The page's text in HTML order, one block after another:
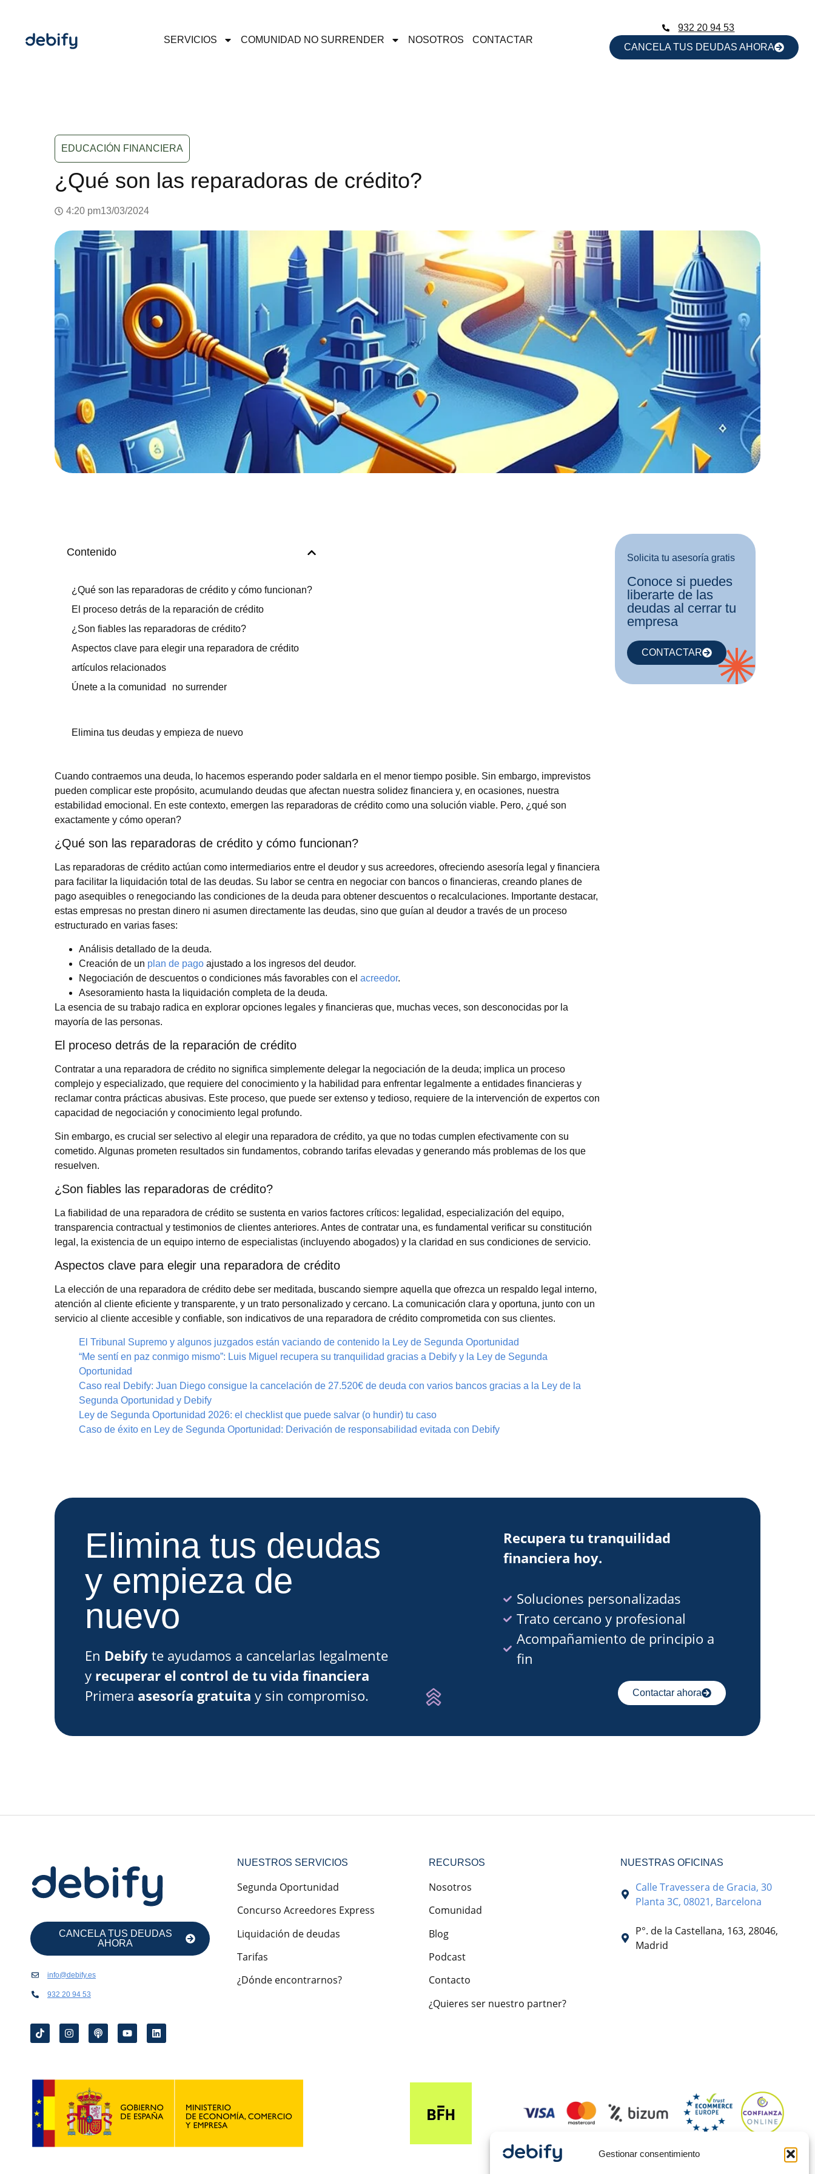
Gestionar consentimiento
SERVICIOS COMUNIDAD NO SURRENDER NOSOTROS CONTACTAR
932 20 94 53
CANCELA TUS DEUDAS AHORA
EDUCACIÓN FINANCIERA
¿Qué son las reparadoras de crédito?
4:20 pm13/03/2024
Contenido
¿Qué son las reparadoras de crédito y cómo funcionan?
El proceso detrás de la reparación de crédito
¿Son fiables las reparadoras de crédito?
Aspectos clave para elegir una reparadora de crédito
artículos relacionados
Únete a la comunidad no surrender
Elimina tus deudas y empieza de nuevo
Cuando contraemos una deuda, lo hacemos esperando poder saldarla en el menor tiempo posible. Sin embargo, imprevistos
pueden complicar este propósito, acumulando deudas que afectan nuestra solidez financiera y, en ocasiones, nuestra
estabilidad emocional. En este contexto, emergen las reparadoras de crédito como una solución viable. Pero, ¿qué son
exactamente y cómo operan?
¿Qué son las reparadoras de crédito y cómo funcionan?
Las reparadoras de crédito actúan como intermediarios entre el deudor y sus acreedores, ofreciendo asesoría legal y financiera
para facilitar la liquidación total de las deudas. Su labor se centra en negociar con bancos o financieras, creando planes de
pago asequibles o renegociando las condiciones de la deuda para obtener descuentos o recalculaciones. Importante destacar,
estas empresas no prestan dinero ni asumen directamente las deudas, sino que guían al deudor a través de un proceso
estructurado en varias fases:
Análisis detallado de la deuda.
Creación de un plan de pago ajustado a los ingresos del deudor.
Negociación de descuentos o condiciones más favorables con el acreedor.
Asesoramiento hasta la liquidación completa de la deuda.
La esencia de su trabajo radica en explorar opciones legales y financieras que, muchas veces, son desconocidas por la
mayoría de las personas.
El proceso detrás de la reparación de crédito
Contratar a una reparadora de crédito no significa simplemente delegar la negociación de la deuda; implica un proceso
complejo y especializado, que requiere del conocimiento y la habilidad para enfrentar legalmente a entidades financieras y
reclamar contra prácticas abusivas. Este proceso, que puede ser extenso y tedioso, requiere de la intervención de expertos con
capacidad de negociación y conocimiento legal profundo.
Sin embargo, es crucial ser selectivo al elegir una reparadora de crédito, ya que no todas cumplen efectivamente con su
cometido. Algunas prometen resultados sin fundamentos, cobrando tarifas elevadas y generando más problemas de los que
resuelven.
¿Son fiables las reparadoras de crédito?
La fiabilidad de una reparadora de crédito se sustenta en varios factores críticos: legalidad, especialización del equipo,
transparencia contractual y testimonios de clientes anteriores. Antes de contratar una, es fundamental verificar su constitución
legal, la existencia de un equipo interno de especialistas (incluyendo abogados) y la claridad en sus condiciones de servicio.
Aspectos clave para elegir una reparadora de crédito
La elección de una reparadora de crédito debe ser meditada, buscando siempre aquella que ofrezca un respaldo legal interno,
atención al cliente eficiente y transparente, y un trato personalizado y cercano. La comunicación clara y oportuna, junto con un
servicio al cliente accesible y confiable, son indicativos de una reparadora de crédito comprometida con sus clientes.
El Tribunal Supremo y algunos juzgados están vaciando de contenido la Ley de Segunda Oportunidad
“Me sentí en paz conmigo mismo”: Luis Miguel recupera su tranquilidad gracias a Debify y la Ley de Segunda
Oportunidad
Caso real Debify: Juan Diego consigue la cancelación de 27.520€ de deuda con varios bancos gracias a la Ley de la
Segunda Oportunidad y Debify
Ley de Segunda Oportunidad 2026: el checklist que puede salvar (o hundir) tu caso
Caso de éxito en Ley de Segunda Oportunidad: Derivación de responsabilidad evitada con Debify
Solicita tu asesoría gratis
Conoce si puedes
liberarte de las
deudas al cerrar tu
empresa
CONTACTAR
Elimina tus deudas
y empieza de
nuevo
En Debify te ayudamos a cancelarlas legalmente
y recuperar el control de tu vida financiera
Primera asesoría gratuita y sin compromiso.
Recupera tu tranquilidad
financiera hoy.
Soluciones personalizadas
Trato cercano y profesional
Acompañamiento de principio a
fin
Contactar ahora
CANCELA TUS DEUDAS
AHORA
info@debify.es
932 20 94 53
NUESTROS SERVICIOS
Segunda Oportunidad
Concurso Acreedores Express
Liquidación de deudas
Tarifas
¿Dónde encontrarnos?
RECURSOS
Nosotros
Comunidad
Blog
Podcast
Contacto
¿Quieres ser nuestro partner?
NUESTRAS OFICINAS
Calle Travessera de Gracia, 30
Planta 3C, 08021, Barcelona
P°. de la Castellana, 163, 28046,
Madrid